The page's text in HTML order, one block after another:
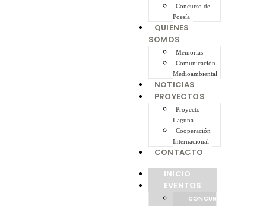
Concurso de
Poesía
QUIENES
SOMOS
Memorias
Comunicación
Medioambiental
NOTICIAS
PROYECTOS
Proyecto
Laguna
Cooperación
Internacional
CONTACTO
INICIO
EVENTOS
CONCURSO